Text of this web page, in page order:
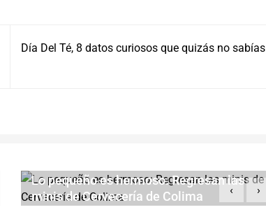
Día Del Té, 8 datos curiosos que quizás no sabías
Lo pequeño es hermoso: Regresan las
minis de Cervecería de Colima
‹ ›